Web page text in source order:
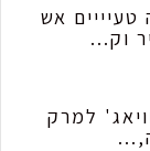
אש
וק...
למרק